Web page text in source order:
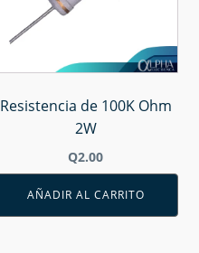
Resistencia de 100K Ohm
2W
Q2.00
AÑADIR AL CARRITO